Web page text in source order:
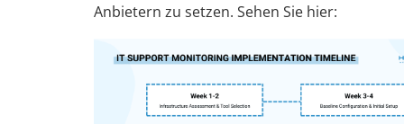
Anbietern zu setzen. Sehen Sie hier: